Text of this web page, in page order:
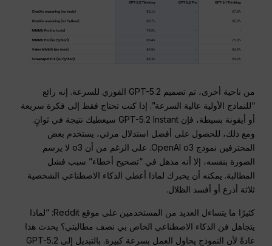
من ناحية أخرى، تم تصميم GPT-5.2 الفوري للسرعة. إنه رائع
“للنماذج الأولية عالية السرعة”. إذا كنت تحتاج فقط إلى فكرة سريعة
أو أيقونة بسيطة، فإن GPT-5.2 Instant سيعطيك نتيجة في ثوانٍ.
ومع ذلك، للحصول على أفضل استدلال مرئي، يستخدم بعض
المحترفين نموذج OpenAI o3. على الرغم من أن o3 لا يرسم
الصورة بنفسه، إلا أنه مذهل في “تصحيح أخطاء” سبب فشل
المطالبة. يمكنه أن يخبرك لماذا أعطى الذكاء الاصطناعي الشخصية
ثلاثة أذرع أو أفسد الظلال.
كثيرًا ما يتساءل العديد من المستخدمين على موقع Reddit: “لماذا
يتجاهل فن الذكاء الاصطناعي الخاص بي نصف مطالبتي؟ يحدث هذا
عادةً لأن النموذج يحاول العمل بسرعة كبيرة. بالتبديل إلى GPT-5.2